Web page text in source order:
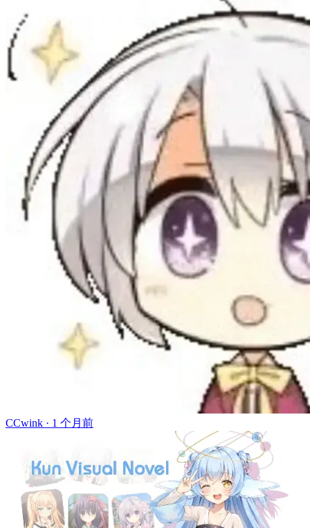
CCwink · 1 个月前